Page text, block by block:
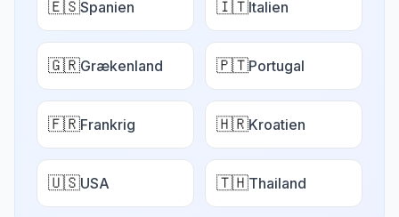
🇪🇸Spanien 🇮🇹Italien
🇬🇷Grækenland 🇵🇹Portugal
🇫🇷Frankrig 🇭🇷Kroatien
🇺🇸USA 🇹🇭Thailand